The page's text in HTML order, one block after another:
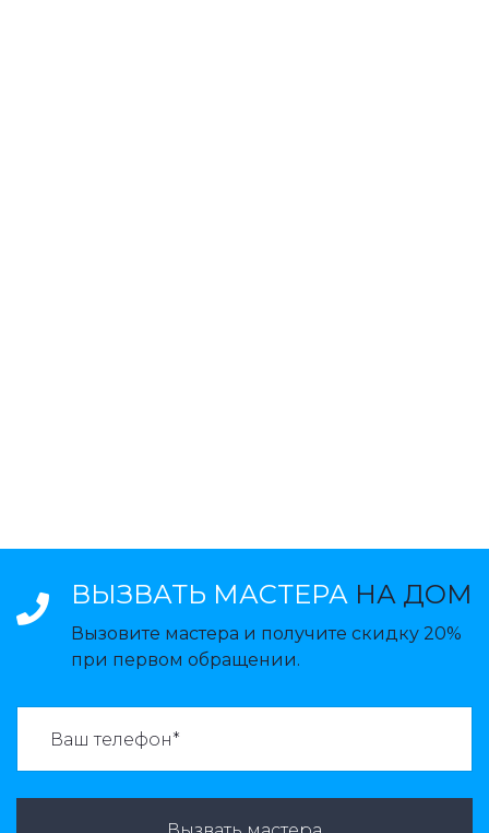
ВЫЗВАТЬ МАСТЕРА НА ДОМ
Вызовите мастера и получите скидку 20%
при первом обращении.